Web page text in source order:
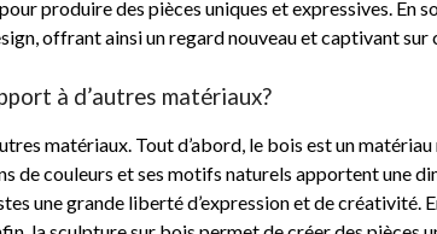
produire des pièces uniques et expressives. En
offrant ainsi un regard nouveau et captivant sur
à d’autres matériaux?
matériaux. Tout d’abord, le bois est un
de couleurs et ses motifs naturels apportent une
une grande liberté d’expression et de créativité.